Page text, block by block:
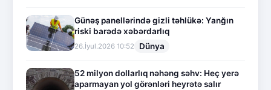
Günəş panellərində gizli təhlükə: Yanğın
riski barədə xəbərdarlıq
26.İyul.2026 10:52 Dünya
52 milyon dollarlıq nəhəng səhv: Heç yerə
aparmayan yol görənləri heyrətə salır